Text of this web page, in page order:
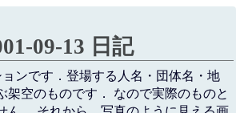
09-13 日記
ンです．登場する人名・団体名・地
架空のものです． なので実際のものと